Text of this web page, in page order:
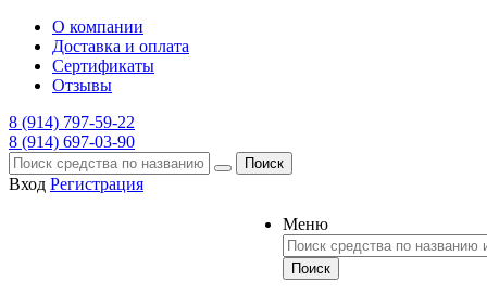
О компании
Доставка и оплата
Сертификаты
Отзывы
8 (914) 797-59-22
8 (914) 697-03-90
Поиск
Вход Регистрация
Меню